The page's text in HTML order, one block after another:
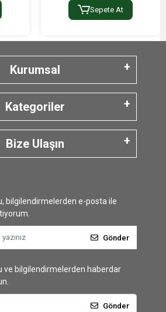
Sepete At
Kurumsal
Kategoriler
Bize Ulaşın
bilgilendirmelerden e-posta ile
Gönder
ve bilgilendirmelerden haberdar
Gönder